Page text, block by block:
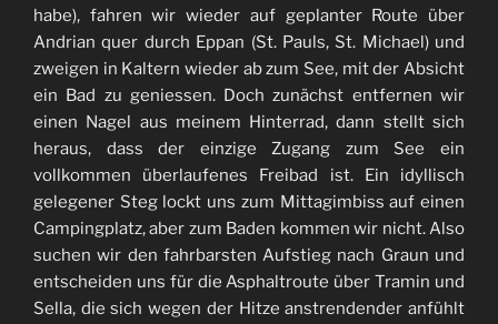
habe), fahren wir wieder auf geplanter Route über
Andrian quer durch Eppan (St. Pauls, St. Michael) und
zweigen in Kaltern wieder ab zum See, mit der Absicht
ein Bad zu geniessen. Doch zunächst entfernen wir
einen Nagel aus meinem Hinterrad, dann stellt sich
heraus, dass der einzige Zugang zum See ein
vollkommen überlaufenes Freibad ist. Ein idyllisch
gelegener Steg lockt uns zum Mittagimbiss auf einen
Campingplatz, aber zum Baden kommen wir nicht. Also
suchen wir den fahrbarsten Aufstieg nach Graun und
entscheiden uns für die Asphaltroute über Tramin und
Sella, die sich wegen der Hitze anstrendender anfühlt